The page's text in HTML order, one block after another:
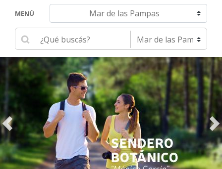
MENÚ Navegar hacia otra localidad
Ingrese su búsqueda Seleccione una localidad